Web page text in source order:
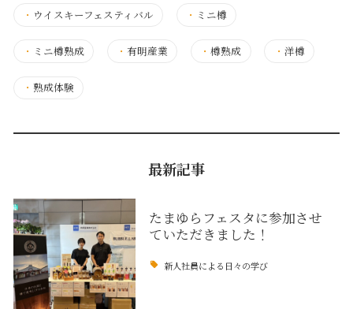
・ ウイスキーフェスティバル ・ ミニ樽
・ ミニ樽熟成 ・有明産業 ・樽熟成 ・ 洋樽
・ 熟成体験
最新記事
たまゆらフェスタに参加させ
ていただきました！
新人社員による日々の学び